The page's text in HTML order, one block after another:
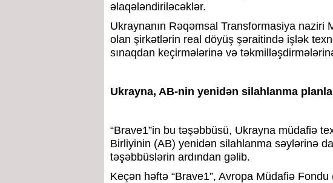
əlaqələndiriləcəklər.
Ukraynanın Rəqəmsal Transformasiya naziri
olan şirkətlərin real döyüş şəraitində işlək
sınaqdan keçirmələrinə və
Ukrayna, AB-nin yenidən silahlanma
“Brave1”in bu təşəbbüsü, Ukrayna müdafiə
Birliyinin (AB) yenidən silahlanma səylərinə
təşəbbüslərin ardından gəlib.
Keçən həftə “Brave1”, Avropa Müdafiə